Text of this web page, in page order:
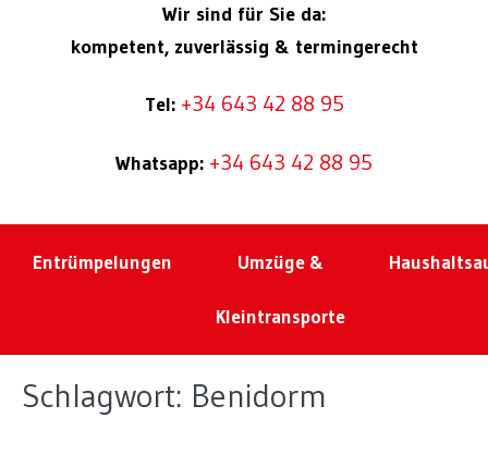
Wir sind für Sie da:
kompetent, zuverlässig & termingerecht
Tel: +34 643 42 88 95
Whatsapp: +34 643 42 88 95
Entrümpelungen Umzüge &
Kleintransporte
Schlagwort: Benidorm